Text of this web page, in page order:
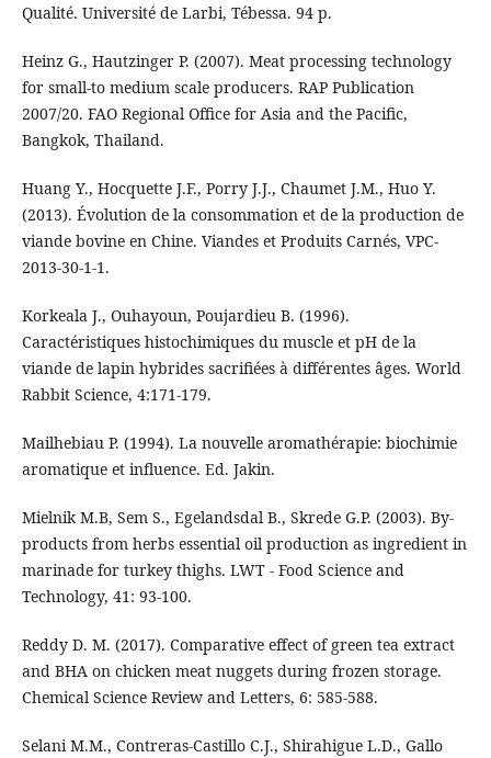
Qualité. Université de Larbi, Tébessa. 94 p.
Heinz G., Hautzinger P. (2007). Meat processing technology
for small-to medium scale producers. RAP Publication
2007/20. FAO Regional Office for Asia and the Pacific,
Bangkok, Thailand.
Huang Y., Hocquette J.F., Porry J.J., Chaumet J.M., Huo Y.
(2013). Évolution de la consommation et de la production de
viande bovine en Chine. Viandes et Produits Carnés, VPC‐
2013‐30‐1‐1.
Korkeala J., Ouhayoun, Poujardieu B. (1996).
Caractéristiques histochimiques du muscle et pH de la
viande de lapin hybrides sacrifiées à différentes âges. World
Rabbit Science, 4:171-179.
Mailhebiau P. (1994). La nouvelle aromathérapie: biochimie
aromatique et influence. Ed. Jakin.
Mielnik M.B, Sem S., Egelandsdal B., Skrede G.P. (2003). By-
products from herbs essential oil production as ingredient in
marinade for turkey thighs. LWT - Food Science and
Technology, 41: 93-100.
Reddy D. M. (2017). Comparative effect of green tea extract
and BHA on chicken meat nuggets during frozen storage.
Chemical Science Review and Letters, 6: 585-588.
Selani M.M., Contreras-Castillo C.J., Shirahigue L.D., Gallo